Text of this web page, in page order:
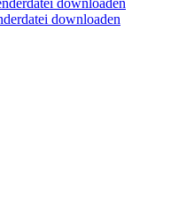
downloaden
downloaden